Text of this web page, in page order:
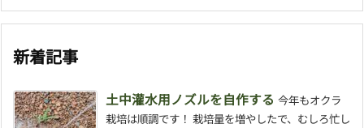
新着記事
土中灌水用ノズルを自作する 今年もオクラ
栽培は順調です！ 栽培量を増やしたで、むしろ忙し